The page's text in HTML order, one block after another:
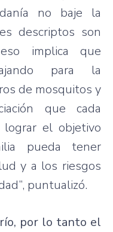
no baje la
descriptos son
implica que
para la
de mosquitos y
que cada
el objetivo
pueda tener
y a los riesgos
puntualizó.
por lo tanto el